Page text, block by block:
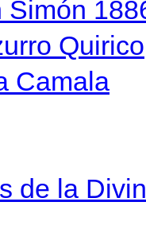
Simón
Quirico
Camala
de la